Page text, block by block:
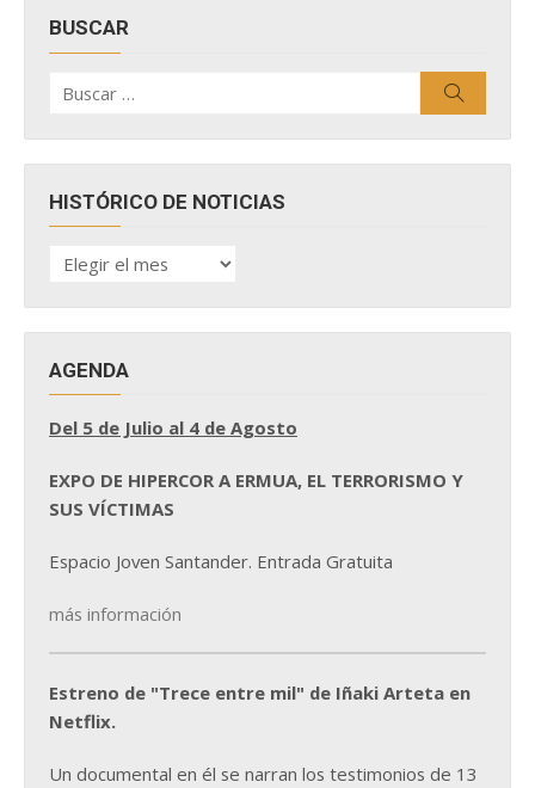
BUSCAR
por:
HISTÓRICO DE NOTICIAS
HISTÓRICO
DE
AGENDA
Del 5 de Julio al 4 de Agosto
EXPO DE HIPERCOR A ERMUA, EL TERRORISMO Y
SUS VÍCTIMAS
Espacio Joven Santander. Entrada Gratuita
más información
Estreno de "Trece entre mil" de Iñaki Arteta en
Netflix.
Un documental en él se narran los testimonios de 13